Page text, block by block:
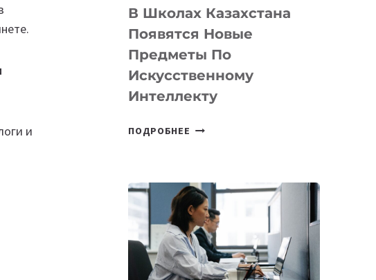
и
ДЛЯ
ТЕХНОЛОГИЧЕСКИХ
СТАРТАПОВ
В Школах Казахстана
Появятся Новые
Предметы По
Искусственному
Интеллекту
ПОДРОБНЕЕ
НОВЫЕ
ПРЕДМЕТЫ
ПО
ИСКУССТВЕННОМУ
ИНТЕЛЛЕКТУ